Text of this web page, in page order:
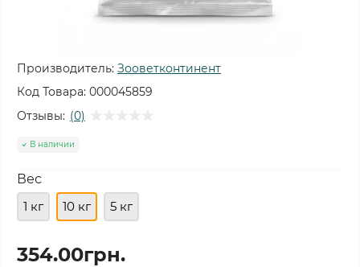
Производитель: Зооветконтинент
Код Товара: 000045859
Отзывы: (0)
В наличии
Вес
1 кг
10 кг 5 кг
354.00грн.